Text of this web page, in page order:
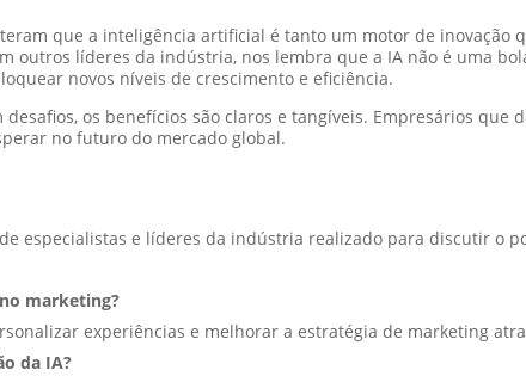
que a inteligência artificial é tanto um motor de inovação
outros líderes da indústria, nos lembra que a IA não é uma
novos níveis de crescimento e eficiência.
os benefícios são claros e tangíveis. Empresários que
no futuro do mercado global.
especialistas e líderes da indústria realizado para discutir o
marketing?
experiências e melhorar a estratégia de marketing
da IA?